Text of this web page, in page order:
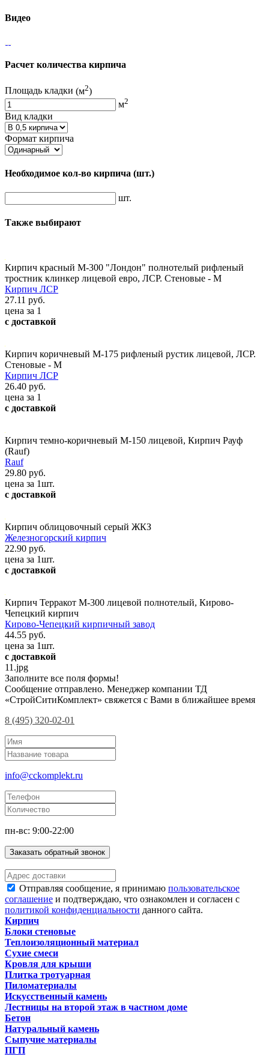
Видео
Расчет количества кирпича
Площадь кладки (м2)
м2
Вид кладки
Формат кирпича
Необходимое кол-во кирпича (шт.)
шт.
Также выбирают
Кирпич красный М-300 "Лондон" полнотелый рифленый
тростник клинкер лицевой евро, ЛСР. Стеновые - М
Кирпич ЛСР
27.11 руб.
цена за 1
с доставкой
Кирпич коричневый М-175 рифленый рустик лицевой, ЛСР.
Стеновые - М
Кирпич ЛСР
26.40 руб.
цена за 1
с доставкой
Кирпич темно-коричневый М-150 лицевой, Кирпич Рауф
(Rauf)
Rauf
29.80 руб.
цена за 1шт.
с доставкой
Кирпич облицовочный серый ЖКЗ
Железногорский кирпич
22.90 руб.
цена за 1шт.
с доставкой
Кирпич Терракот М-300 лицевой полнотелый, Кирово-
Чепецкий кирпич
Кирово-Чепецкий кирпичный завод
44.55 руб.
цена за 1шт.
с доставкой
11.jpg
Заполните все поля формы!
Сообщение отправлено. Менеджер компании ТД
«СтройСитиКомплект» свяжется с Вами в ближайшее время
8 (495) 320-02-01
info@cckomplekt.ru
пн-вс: 9:00-22:00
Заказать обратный звонок
Отправляя сообщение, я принимаю пользовательское
соглашение и подтверждаю, что ознакомлен и согласен с
политикой конфиденциальности данного сайта.
Кирпич
Блоки стеновые
Теплоизоляционный материал
Сухие смеси
Кровля для крыши
Плитка тротуарная
Пиломатериалы
Искусственный камень
Лестницы на второй этаж в частном доме
Бетон
Натуральный камень
Сыпучие материалы
ПГП